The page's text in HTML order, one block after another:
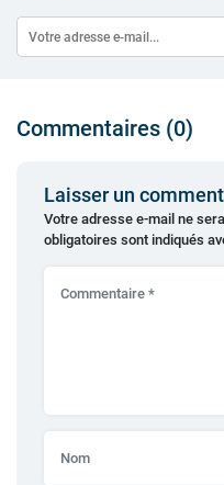
Commentaires (0)
Laisser un
Votre adresse e-mail ne
obligatoires sont indiqués